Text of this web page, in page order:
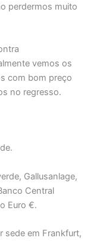
perdermos muito
vemos os
com bom preço
no regresso.
Gallusanlage,
Central
Euro €.
sede em Frankfurt,